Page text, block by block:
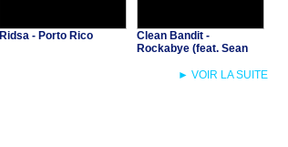
Ridsa - Porto Rico
Clean Bandit -
Rockabye (feat. Sean
► VOIR LA SUITE